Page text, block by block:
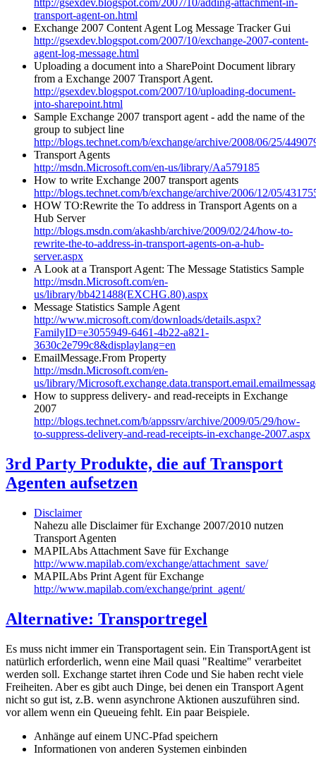
http://gsexdev.blogspot.com/2007/10/adding-attachment-in-
transport-agent-on.html
Exchange 2007 Content Agent Log Message Tracker Gui
http://gsexdev.blogspot.com/2007/10/exchange-2007-content-
agent-log-message.html
Uploading a document into a SharePoint Document library
from a Exchange 2007 Transport Agent.
http://gsexdev.blogspot.com/2007/10/uploading-document-
into-sharepoint.html
Sample Exchange 2007 transport agent - add the name of the
group to subject line
http://blogs.technet.com/b/exchange/archive/2008/06/25/
Transport Agents
http://msdn.Microsoft.com/en-us/library/Aa579185
How to write Exchange 2007 transport agents
http://blogs.technet.com/b/exchange/archive/2006/12/05/
HOW TO:Rewrite the To address in Transport Agents on a
Hub Server
http://blogs.msdn.com/akashb/archive/2009/02/24/how-to-
rewrite-the-to-address-in-transport-agents-on-a-hub-
server.aspx
A Look at a Transport Agent: The Message Statistics Sample
http://msdn.Microsoft.com/en-
us/library/bb421488(EXCHG.80).aspx
Message Statistics Sample Agent
http://www.microsoft.com/downloads/details.aspx?
FamilyID=e3055949-6461-4b22-a821-
3630c2e799c8&displaylang=en
EmailMessage.From Property
http://msdn.Microsoft.com/en-
us/library/
How to suppress delivery- and read-receipts in Exchange
2007
http://blogs.technet.com/b/appssrv/archive/2009/05/29/how-
to-suppress-delivery-and-read-receipts-in-exchange-2007.aspx
3rd Party Produkte, die auf Transport
Agenten aufsetzen
Disclaimer
Nahezu alle Disclaimer für Exchange 2007/2010 nutzen
Transport Agenten
MAPILAbs Attachment Save für Exchange
http://www.mapilab.com/exchange/attachment_save/
MAPILAbs Print Agent für Exchange
http://www.mapilab.com/exchange/print_agent/
Alternative: Transportregel
Es muss nicht immer ein Transportagent sein. Ein TransportAgent ist
natürlich erforderlich, wenn eine Mail quasi "Realtime" verarbeitet
werden soll. Exchange startet ihren Code und Sie haben recht viele
Freiheiten. Aber es gibt auch Dinge, bei denen ein Transport Agent
nicht so gut ist, z.B. wenn asynchrone Aktionen auszuführen sind.
vor allem wenn ein Queueing fehlt. Ein paar Beispiele.
Anhänge auf einem UNC-Pfad speichern
Informationen von anderen Systemen einbinden